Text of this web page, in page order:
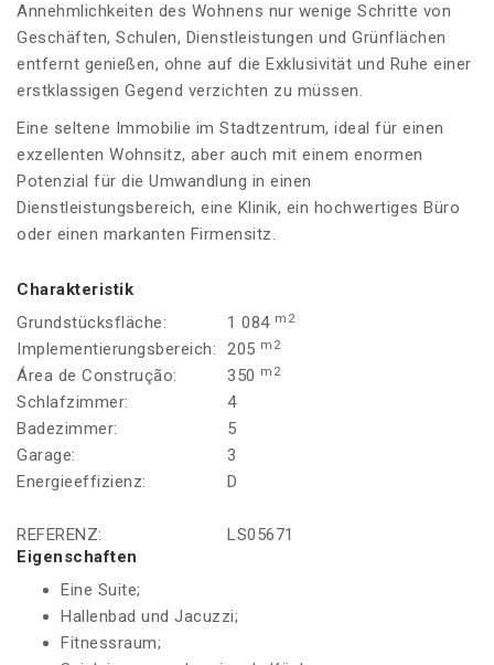
Annehmlichkeiten des Wohnens nur wenige Schritte von
Geschäften, Schulen, Dienstleistungen und Grünflächen
entfernt genießen, ohne auf die Exklusivität und Ruhe einer
erstklassigen Gegend verzichten zu müssen.
Eine seltene Immobilie im Stadtzentrum, ideal für einen
exzellenten Wohnsitz, aber auch mit einem enormen
Potenzial für die Umwandlung in einen
Dienstleistungsbereich, eine Klinik, ein hochwertiges Büro
oder einen markanten Firmensitz.
Charakteristik
Grundstücksfläche:
1 084 m2
Implementierungsbereich: 205 m2
Área de Construção: 350 m2
Schlafzimmer:
4
Badezimmer:
5
Garage:
3
Energieeffizienz:
D
REFERENZ:
LS05671
Eigenschaften
Eine Suite;
Hallenbad und Jacuzzi;
Fitnessraum;